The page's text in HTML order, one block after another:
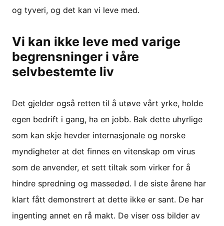
og tyveri, og det kan vi leve med.
Vi kan ikke leve med varige
begrensninger i våre
selvbestemte liv
Det gjelder også retten til å utøve vårt yrke, holde
egen bedrift i gang, ha en jobb. Bak dette uhyrlige
som kan skje hevder internasjonale og norske
myndigheter at det finnes en vitenskap om virus
som de anvender, et sett tiltak som virker for å
hindre spredning og massedød. I de siste årene har
klart fått demonstrert at dette ikke er sant. De har
ingenting annet en rå makt. De viser oss bilder av